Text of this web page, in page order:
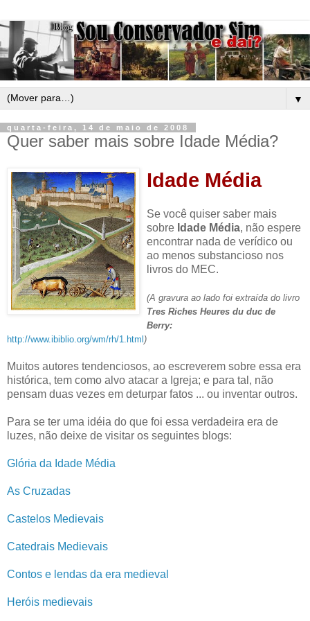
▼
quarta-feira, 14 de maio de 2008
Quer saber mais sobre Idade Média?
Idade Média
Se você quiser saber mais
sobre Idade Média, não espere
encontrar nada de verídico ou
ao menos substancioso nos
livros do MEC.
(A gravura ao lado foi extraída do livro
Tres Riches Heures du duc de
Berry:
http://www.ibiblio.org/wm/rh/1.html )
Muitos autores tendenciosos, ao escreverem sobre essa era
histórica, tem como alvo atacar a Igreja; e para tal, não
pensam duas vezes em deturpar fatos ... ou inventar outros.
Para se ter uma idéia do que foi essa verdadeira era de
luzes, não deixe de visitar os seguintes blogs:
Glória da Idade Média
As Cruzadas
Castelos Medievais
Catedrais Medievais
Contos e lendas da era medieval
Heróis medievais